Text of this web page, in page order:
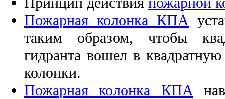
Пожарная колонка КПА
таким образом, чтобы
гидранта вошел в
колонки.
Пожарная колонка КПА